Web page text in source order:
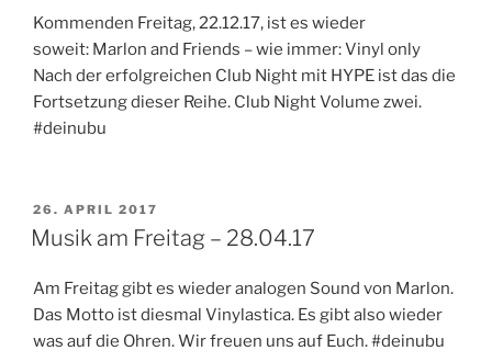
Kommenden Freitag, 22.12.17, ist es wieder
soweit: Marlon and Friends – wie immer: Vinyl only
Nach der erfolgreichen Club Night mit HYPE ist das die
Fortsetzung dieser Reihe. Club Night Volume zwei.
#deinubu
VERÖFFENTLICHT
AM
26. APRIL 2017
Musik am Freitag – 28.04.17
Am Freitag gibt es wieder analogen Sound von Marlon.
Das Motto ist diesmal Vinylastica. Es gibt also wieder
was auf die Ohren. Wir freuen uns auf Euch. #deinubu